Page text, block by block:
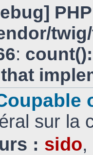
:
sur la
: sido,